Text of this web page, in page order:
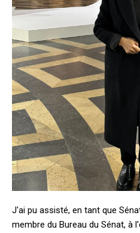
J'ai pu assisté, en tant que
membre du Bureau du Sénat, à